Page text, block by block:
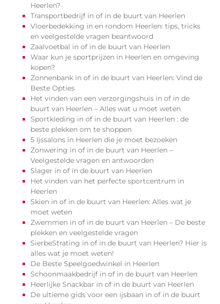
Heerlen?
Transportbedrijf in of in de buurt van Heerlen
Vloerbedekking in en rondom Heerlen: tips, tricks
en veelgestelde vragen beantwoord
Zaalvoetbal in of in de buurt van Heerlen
Waar kun je sportprijzen in Heerlen en omgeving
kopen?
Zonnenbank in of in de buurt van Heerlen: Vind de
Beste Opties
Het vinden van een verzorgingshuis in of in de
buurt van Heerlen – Alles wat u moet weten
Sportkleding in of in de buurt van Heerlen : de
beste plekken om te shoppen
5 Ijssalons in Heerlen die je moet bezoeken
Zonwering in of in de buurt van Heerlen –
Veelgestelde vragen en antwoorden
Slager in of in de buurt van Heerlen
Het vinden van het perfecte sportcentrum in
Heerlen
Skien in of in de buurt van Heerlen: Alles wat je
moet weten
Zwemmen in of in de buurt van Heerlen – De beste
plekken en veelgestelde vragen
SierbeStrating in of in de buurt van Heerlen? Hier is
alles wat je moet weten!
De Beste Speelgoedwinkel in Heerlen
Schoonmaakbedrijf in of in de buurt van Heerlen
Heerlijke Snackbar in of in de buurt van Heerlen
De ultieme gids voor een ijsbaan in of in de buurt